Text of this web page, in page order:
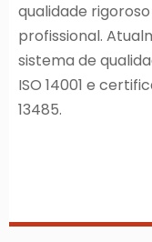
qualidade
profissional.
sistema de
ISO 14001 e
13485.